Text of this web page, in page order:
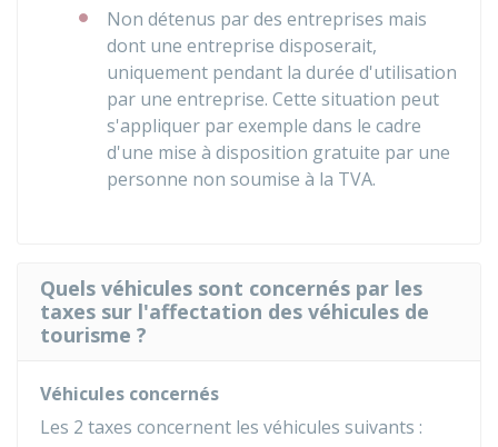
Non détenus par des entreprises mais
dont une entreprise disposerait,
uniquement pendant la durée d'utilisation
par une entreprise. Cette situation peut
s'appliquer par exemple dans le cadre
d'une mise à disposition gratuite par une
personne non soumise à la TVA.
Quels véhicules sont concernés par les
taxes sur l'affectation des véhicules de
tourisme ?
Véhicules concernés
Les 2 taxes concernent les véhicules suivants :